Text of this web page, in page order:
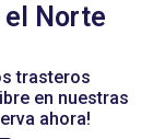
Norte
trasteros
en nuestras
ahora!